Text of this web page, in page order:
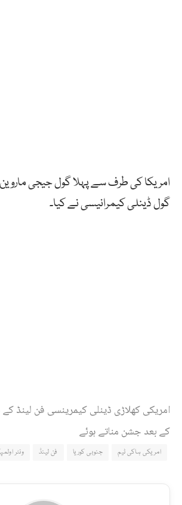
امریکا کی طرف سے پہلا گول جیجی
گول ڈینلی کیمرانیسی نے کیا۔
امریکی کھلاڑی ڈینلی کیمرینسی فن لینڈ
کے بعد جشن مناتے ہوئے
امریکی ہاکی ٹیم جنوبی کوریا فن لینڈ ونٹر